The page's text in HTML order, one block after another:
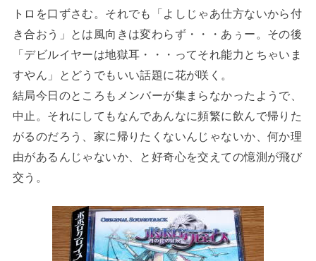
トロを口ずさむ。それでも「よしじゃあ仕方ないから付
き合おう」とは風向きは変わらず・・・あぅー。その後
「デビルイヤーは地獄耳・・・ってそれ能力とちゃいま
すやん」とどうでもいい話題に花が咲く。
結局今日のところもメンバーが集まらなかったようで、
中止。それにしてもなんであんなに頻繁に飲んで帰りた
がるのだろう、家に帰りたくないんじゃないか、何か理
由があるんじゃないか、と好奇心を交えての憶測が飛び
交う。